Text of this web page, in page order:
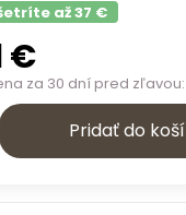
až 37 €
€
za 30 dní pred zľavou:
Pridať do